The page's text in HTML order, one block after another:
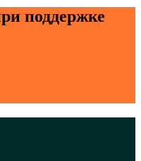
поддержке